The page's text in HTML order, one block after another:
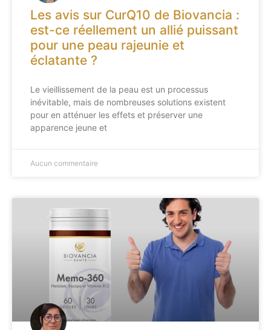
Les avis sur CurQ10 de Biovancia :
est-ce réellement un allié puissant
pour une peau rajeunie et
éclatante ?
Le vieillissement de la peau est un processus
inévitable, mais de nombreuses solutions existent
pour en atténuer les effets et préserver une
apparence jeune et
Aucun commentaire